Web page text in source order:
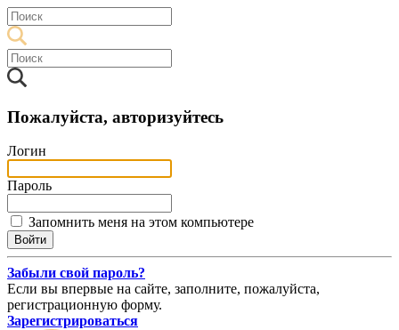
Пожалуйста, авторизуйтесь
Логин
Пароль
Запомнить меня на этом компьютере
Забыли свой пароль?
Если вы впервые на сайте, заполните, пожалуйста,
регистрационную форму.
Зарегистрироваться